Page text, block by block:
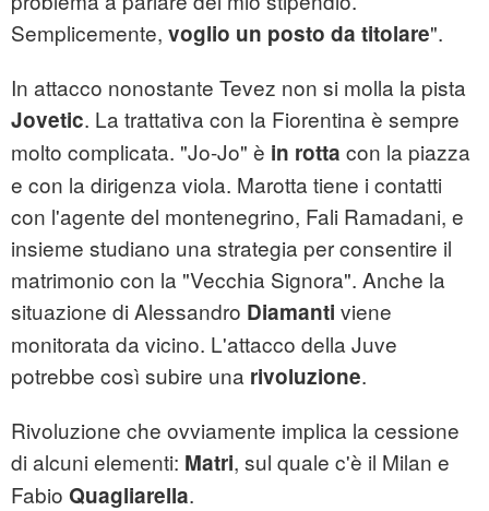
Semplicemente, voglio un posto da titolare".
In attacco nonostante Tevez non si molla la pista
Jovetic. La trattativa con la Fiorentina è sempre
molto complicata. "Jo-Jo" è in rotta con la piazza
e con la dirigenza viola. Marotta tiene i contatti
con l'agente del montenegrino, Fali Ramadani, e
insieme studiano una strategia per consentire il
matrimonio con la "Vecchia Signora". Anche la
situazione di Alessandro Diamanti viene
monitorata da vicino. L'attacco della Juve
potrebbe così subire una rivoluzione.
Rivoluzione che ovviamente implica la cessione
di alcuni elementi: Matri, sul quale c'è il Milan e
Fabio Quagliarella.